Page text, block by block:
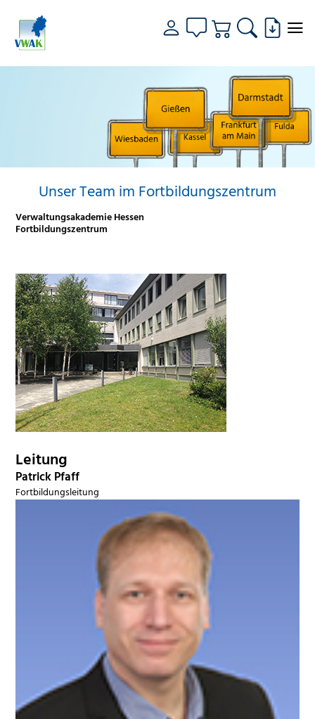
Unser Team im Fortbildungszentrum
Verwaltungsakademie Hessen
Fortbildungszentrum
Leitung
Patrick Pfaff
Fortbildungsleitung